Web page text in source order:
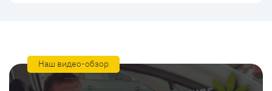
Наш видео-обзор